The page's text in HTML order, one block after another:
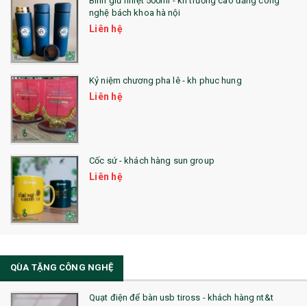
24. QÙA TẶNG PHA LÊ
25. QUÀ TẶNG GLASSLOCK
26. QUÀ TẶNG LUMINARC
28. BỘ ĐỒ ĂN CAO CẤP
29. MÓC KHOÁ
31. TÚI VẢI KHÔNG DỆT
32. TÚI VẢI BỐ
33. MŨ LƯỠI TRAI
36. QUẠT NHỰA QUẢNG CÁO
QUÀ TẶNG KHUYẾN MẠI
nghệ bách khoa hà nội
Liên hệ
Kỷ niệm chương pha lê - kh phuc hung
Liên hệ
Cốc sứ - khách hàng sun group
Liên hệ
QÙA TẶNG CÔNG NGHỆ
Quạt điện để bàn usb tiross - khách hàng nt&t